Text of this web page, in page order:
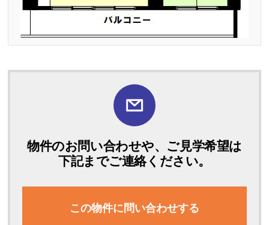
物件のお問い合わせや、ご見学希望は
下記までご連絡ください。
この物件に問い合わせする